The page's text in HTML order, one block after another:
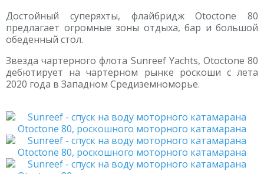
Достойный суперяхты, флайбридж Otoctone 80
предлагает огромные зоны отдыха, бар и большой
обеденный стол.
Звезда чартерного флота Sunreef Yachts, Otoctone 80
дебютирует на чартерном рынке роскоши с лета
2020 года в Западном Средиземноморье.